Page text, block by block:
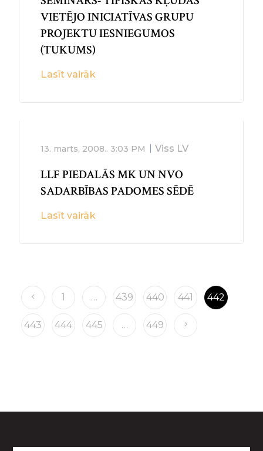
VIETĒJO INICIATĪVAS GRUPU
PROJEKTU IESNIEGUMOS
(TUKUMS)
Lasīt vairāk
13. marts, 2008.. 3:03 PM Viss LV
LLF PIEDALĀS MK UN NVO
SADARBĪBAS PADOMES SĒDĒ
Lasīt vairāk
1 … 439 440 441 442
443 444 445 … 449